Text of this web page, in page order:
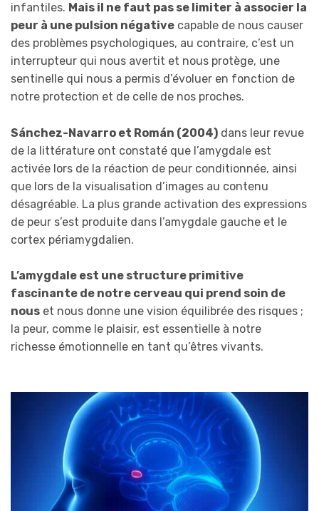
infantiles. Mais il ne faut pas se limiter à associer la
peur à une pulsion négative capable de nous causer
des problèmes psychologiques, au contraire, c’est un
interrupteur qui nous avertit et nous protège, une
sentinelle qui nous a permis d’évoluer en fonction de
notre protection et de celle de nos proches.
Sánchez-Navarro et Román (2004) dans leur revue
de la littérature ont constaté que l’amygdale est
activée lors de la réaction de peur conditionnée, ainsi
que lors de la visualisation d’images au contenu
désagréable. La plus grande activation des expressions
de peur s’est produite dans l’amygdale gauche et le
cortex périamygdalien.
L’amygdale est une structure primitive
fascinante de notre cerveau qui prend soin de
nous et nous donne une vision équilibrée des risques ;
la peur, comme le plaisir, est essentielle à notre
richesse émotionnelle en tant qu’êtres vivants.